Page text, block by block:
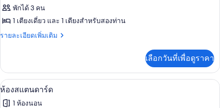
ทั้งหมด
ของ
ห้อง
พักได้ 3 คน
1 เตียงเดี่ยว และ 1 เตียงสำหรับสองท่าน
รายละเอียดเพิ่มเติม
ราย
เกี่ยว
กับ
ห้อง
เลือกวันที่เพื่อดูราคา
เปิด
ภาพถ่าย
มินิบาร์, ตู้นิรภัยในห้องพัก, โต๊ะทำงาน,
7
ห้องสแตนดาร์ด
1 ห้องนอน